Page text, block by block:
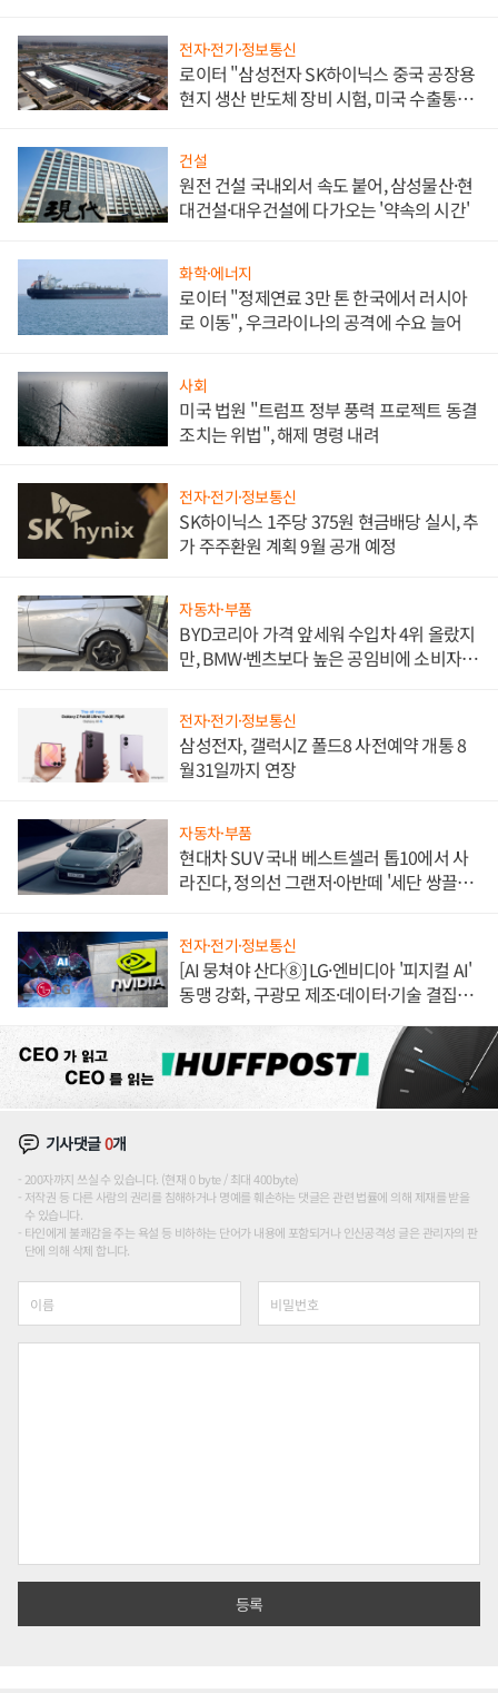
전자·전기·정보통신
로이터 "삼성전자 SK하이닉스 중국 공장용
현지 생산 반도체 장비 시험, 미국 수출통제
건설
원전 건설 국내외서 속도 붙어, 삼성물산·현
대건설·대우건설에 다가오는 '약속의 시간'
화학·에너지
로이터 "정제연료 3만 톤 한국에서 러시아
로 이동", 우크라이나의 공격에 수요 늘어
사회
미국 법원 "트럼프 정부 풍력 프로젝트 동결
조치는 위법", 해제 명령 내려
전자·전기·정보통신
SK하이닉스 1주당 375원 현금배당 실시, 추
가 주주환원 계획 9월 공개 예정
자동차·부품
BYD코리아 가격 앞세워 수입차 4위 올랐지
만, BMW·벤츠보다 높은 공임비에 소비자
전자·전기·정보통신
삼성전자, 갤럭시Z 폴드8 사전예약 개통 8
월31일까지 연장
자동차·부품
현대차 SUV 국내 베스트셀러 톱10에서 사
라진다, 정의선 그랜저·아반떼 '세단 쌍끌
전자·전기·정보통신
[AI 뭉쳐야 산다⑧] LG·엔비디아 '피지컬 AI'
동맹 강화, 구광모 제조·데이터·기술 결집
기사댓글0개
200자까지 쓰실 수 있습니다. (현재 0 byte / 최대 400byte)
저작권 등 다른 사람의 권리를 침해하거나 명예를 훼손하는 댓글은 관련 법률에 의해 제재를 받을
수 있습니다.
타인에게 불쾌감을 주는 욕설 등 비하하는 단어가 내용에 포함되거나 인신공격성 글은 관리자의 판
단에 의해 삭제 합니다.